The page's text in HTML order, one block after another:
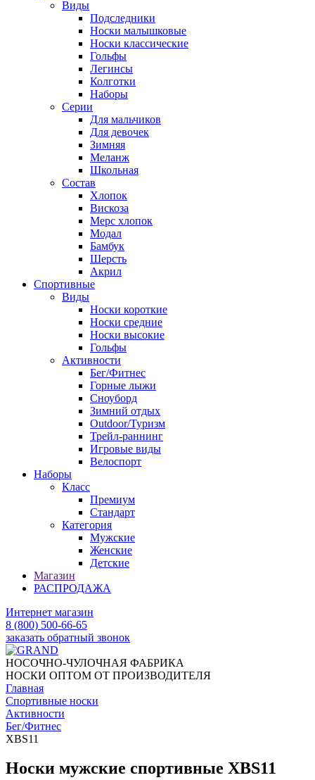
Виды
Подследники
Носки малышковые
Носки классические
Гольфы
Легинсы
Колготки
Наборы
Серии
Для мальчиков
Для девочек
Зимняя
Меланж
Школьная
Состав
Хлопок
Вискоза
Мерс хлопок
Модал
Бамбук
Шерсть
Акрил
Спортивные
Виды
Носки короткие
Носки средние
Носки высокие
Гольфы
Активности
Бег/Фитнес
Горные лыжи
Сноуборд
Зимний отдых
Outdoor/Туризм
Трейл-раннинг
Игровые виды
Велоспорт
Наборы
Класс
Премиум
Стандарт
Категория
Мужские
Женские
Детские
Магазин
РАСПРОДАЖА
Интернет магазин
8 (800) 500-66-65
заказать обратный звонок
НОСОЧНО-ЧУЛОЧНАЯ ФАБРИКА
НОСКИ ОПТОМ ОТ ПРОИЗВОДИТЕЛЯ
Главная
Спортивные носки
Активности
Бег/Фитнес
XBS11
Носки мужские спортивные XBS11